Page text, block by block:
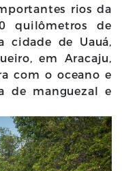
rios da
quilômetros de
cidade de Uauá,
em Aracaju,
com o oceano e
de manguezal e